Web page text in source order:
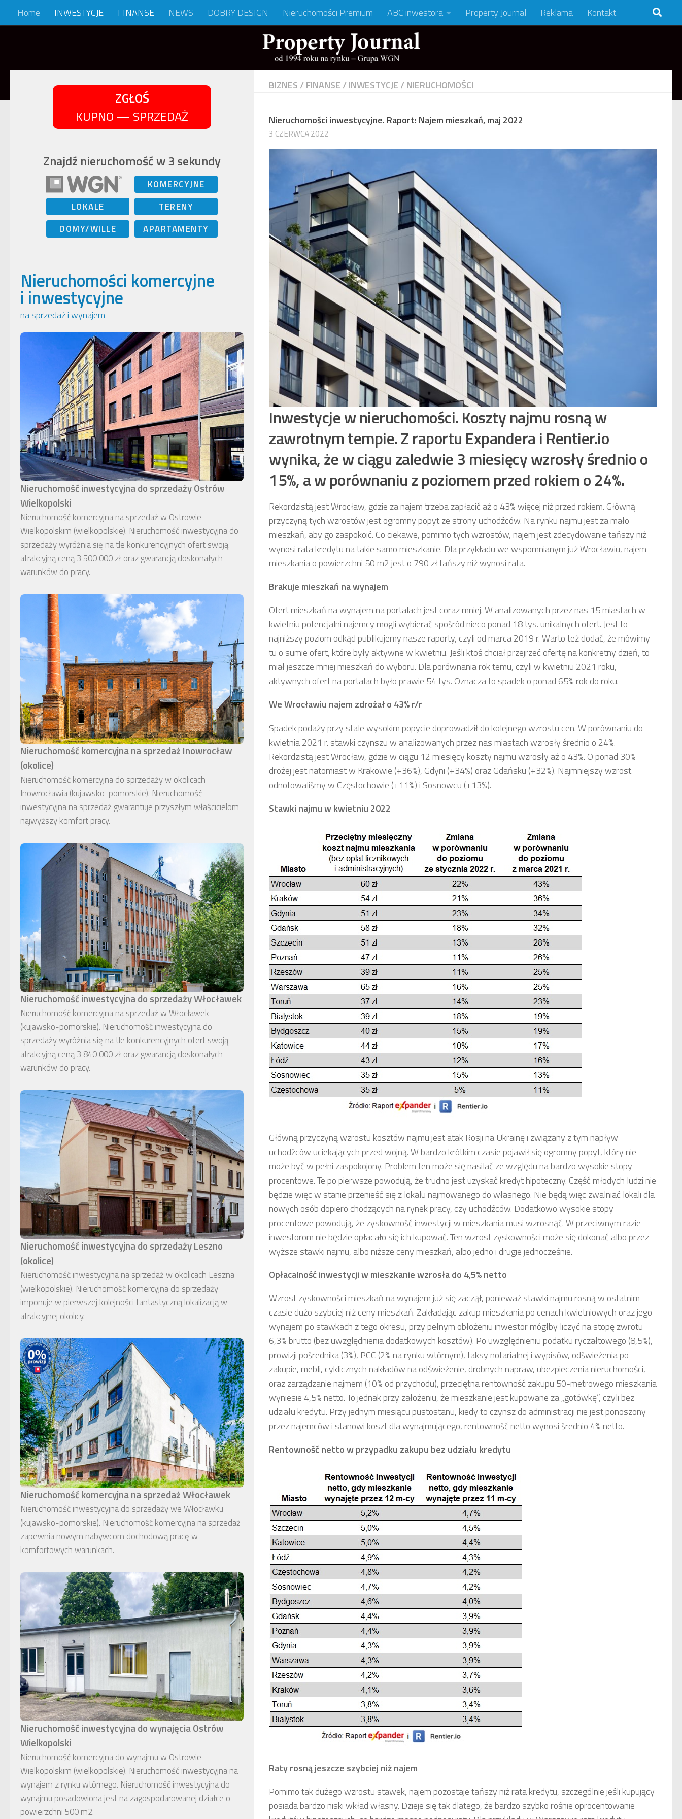
Skip to content
Home INWESTYCJE FINANSE NEWS DOBRY DESIGN Nieruchomości Premium ABC inwestora Property Journal Reklama Kontakt
BIZNES / FINANSE / INWESTYCJE / NIERUCHOMOŚCI
Nieruchomości inwestycyjne. Raport: Najem mieszkań, maj 2022
3 CZERWCA 2022
Inwestycje w nieruchomości. Koszty najmu rosną w
zawrotnym tempie. Z raportu Expandera i Rentier.io
wynika, że w ciągu zaledwie 3 miesięcy wzrosły średnio o
15%, a w porównaniu z poziomem przed rokiem o 24%.
Rekordzistą jest Wrocław, gdzie za najem trzeba zapłacić aż o 43% więcej niż przed rokiem. Główną
przyczyną tych wzrostów jest ogromny popyt ze strony uchodźców. Na rynku najmu jest za mało
mieszkań, aby go zaspokoić. Co ciekawe, pomimo tych wzrostów, najem jest zdecydowanie tańszy niż
wynosi rata kredytu na takie samo mieszkanie. Dla przykładu we wspomnianym już Wrocławiu, najem
mieszkania o powierzchni 50 m2 jest o 790 zł tańszy niż wynosi rata.
Brakuje mieszkań na wynajem
Ofert mieszkań na wynajem na portalach jest coraz mniej. W analizowanych przez nas 15 miastach w
kwietniu potencjalni najemcy mogli wybierać spośród nieco ponad 18 tys. unikalnych ofert. Jest to
najniższy poziom odkąd publikujemy nasze raporty, czyli od marca 2019 r. Warto też dodać, że mówimy
tu o sumie ofert, które były aktywne w kwietniu. Jeśli ktoś chciał przejrzeć ofertę na konkretny dzień, to
miał jeszcze mniej mieszkań do wyboru. Dla porównania rok temu, czyli w kwietniu 2021 roku,
aktywnych ofert na portalach było prawie 54 tys. Oznacza to spadek o ponad 65% rok do roku.
We Wrocławiu najem zdrożał o 43% r/r
Spadek podaży przy stale wysokim popycie doprowadził do kolejnego wzrostu cen. W porównaniu do
kwietnia 2021 r. stawki czynszu w analizowanych przez nas miastach wzrosły średnio o 24%.
Rekordzistą jest Wrocław, gdzie w ciągu 12 miesięcy koszty najmu wzrosły aż o 43%. O ponad 30%
drożej jest natomiast w Krakowie (+36%), Gdyni (+34%) oraz Gdańsku (+32%). Najmniejszy wzrost
odnotowaliśmy w Częstochowie (+11%) i Sosnowcu (+13%).
Stawki najmu w kwietniu 2022
Główną przyczyną wzrostu kosztów najmu jest atak Rosji na Ukrainę i związany z tym napływ
uchodźców uciekających przed wojną. W bardzo krótkim czasie pojawił się ogromny popyt, który nie
może być w pełni zaspokojony. Problem ten może się nasilać ze względu na bardzo wysokie stopy
procentowe. Te po pierwsze powodują, że trudno jest uzyskać kredyt hipoteczny. Część młodych ludzi nie
będzie więc w stanie przenieść się z lokalu najmowanego do własnego. Nie będą więc zwalniać lokali dla
nowych osób dopiero chodzących na rynek pracy, czy uchodźców. Dodatkowo wysokie stopy
procentowe powodują, że zyskowność inwestycji w mieszkania musi wzrosnąć. W przeciwnym razie
inwestorom nie będzie opłacało się ich kupować. Ten wzrost zyskowności może się dokonać albo przez
wyższe stawki najmu, albo niższe ceny mieszkań, albo jedno i drugie jednocześnie.
Opłacalność inwestycji w mieszkanie wzrosła do 4,5% netto
Wzrost zyskowności mieszkań na wynajem już się zaczął, ponieważ stawki najmu rosną w ostatnim
czasie dużo szybciej niż ceny mieszkań. Zakładając zakup mieszkania po cenach kwietniowych oraz jego
wynajem po stawkach z tego okresu, przy pełnym obłożeniu inwestor mógłby liczyć na stopę zwrotu
6,3% brutto (bez uwzględnienia dodatkowych kosztów). Po uwzględnieniu podatku ryczałtowego (8,5%),
prowizji pośrednika (3%), PCC (2% na rynku wtórnym), taksy notarialnej i wypisów, odświeżenia po
zakupie, mebli, cyklicznych nakładów na odświeżenie, drobnych napraw, ubezpieczenia nieruchomości,
oraz zarządzanie najmem (10% od przychodu), przeciętna rentowność zakupu 50-metrowego mieszkania
wyniesie 4,5% netto. To jednak przy założeniu, że mieszkanie jest kupowane za „gotówkę”, czyli bez
udziału kredytu. Przy jednym miesiącu pustostanu, kiedy to czynsz do administracji nie jest ponoszony
przez najemców i stanowi koszt dla wynajmującego, rentowność netto wynosi średnio 4% netto.
Rentowność netto w przypadku zakupu bez udziału kredytu
Raty rosną jeszcze szybciej niż najem
Pomimo tak dużego wzrostu stawek, najem pozostaje tańszy niż rata kredytu, szczególnie jeśli kupujący
posiada bardzo niski wkład własny. Dzieje się tak dlatego, że bardzo szybko rośnie oprocentowanie
ZGŁOŚ
KUPNO — SPRZEDAŻ
Znajdź nieruchomość w 3 sekundy
KOMERCYJNE
LOKALE
TERENY
DOMY/WILLE
APARTAMENTY
Nieruchomości komercyjne
i inwestycyjne
na sprzedaż i wynajem
Nieruchomość inwestycyjna do sprzedaży Ostrów
Wielkopolski
Nieruchomość komercyjna na sprzedaż w Ostrowie
Wielkopolskim (wielkopolskie). Nieruchomość inwestycyjna do
sprzedaży wyróżnia się na tle konkurencyjnych ofert swoją
atrakcyjną ceną 3 500 000 zł oraz gwarancją doskonałych
warunków do pracy.
Nieruchomość komercyjna na sprzedaż Inowrocław
(okolice)
Nieruchomość komercyjna do sprzedaży w okolicach
Inowrocławia (kujawsko-pomorskie). Nieruchomość
inwestycyjna na sprzedaż gwarantuje przyszłym właścicielom
najwyższy komfort pracy.
Nieruchomość inwestycyjna do sprzedaży Włocławek
Nieruchomość komercyjna na sprzedaż w Włocławek
(kujawsko-pomorskie). Nieruchomość inwestycyjna do
sprzedaży wyróżnia się na tle konkurencyjnych ofert swoją
atrakcyjną ceną 3 840 000 zł oraz gwarancją doskonałych
warunków do pracy.
Nieruchomość inwestycyjna do sprzedaży Leszno
(okolice)
Nieruchomość inwestycyjna na sprzedaż w okolicach Leszna
(wielkopolskie). Nieruchomość komercyjna do sprzedaży
imponuje w pierwszej kolejności fantastyczną lokalizacją w
atrakcyjnej okolicy.
Nieruchomość komercyjna na sprzedaż Włocławek
Nieruchomość inwestycyjna do sprzedaży we Włocławku
(kujawsko-pomorskie). Nieruchomość komercyjna na sprzedaż
zapewnia nowym nabywcom dochodową pracę w
komfortowych warunkach.
Nieruchomość inwestycyjna do wynajęcia Ostrów
Wielkopolski
Nieruchomość komercyjna do wynajmu w Ostrowie
Wielkopolskim (wielkopolskie). Nieruchomość inwestycyjna na
wynajem z rynku wtórnego. Nieruchomość inwestycyjna do
wynajmu posadowiona jest na zagospodarowanej działce o
powierzchni 500 m2.